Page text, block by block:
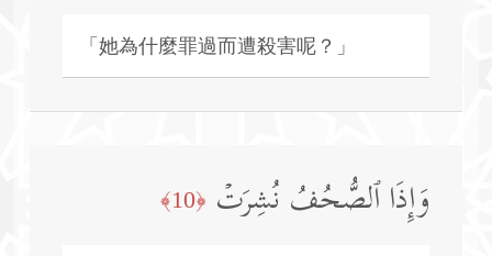
「她為什麼罪過而遭殺害呢？」
وَإِذَا ٱلصُّحُفُ نُشِرَتۡ ﴿10﴾